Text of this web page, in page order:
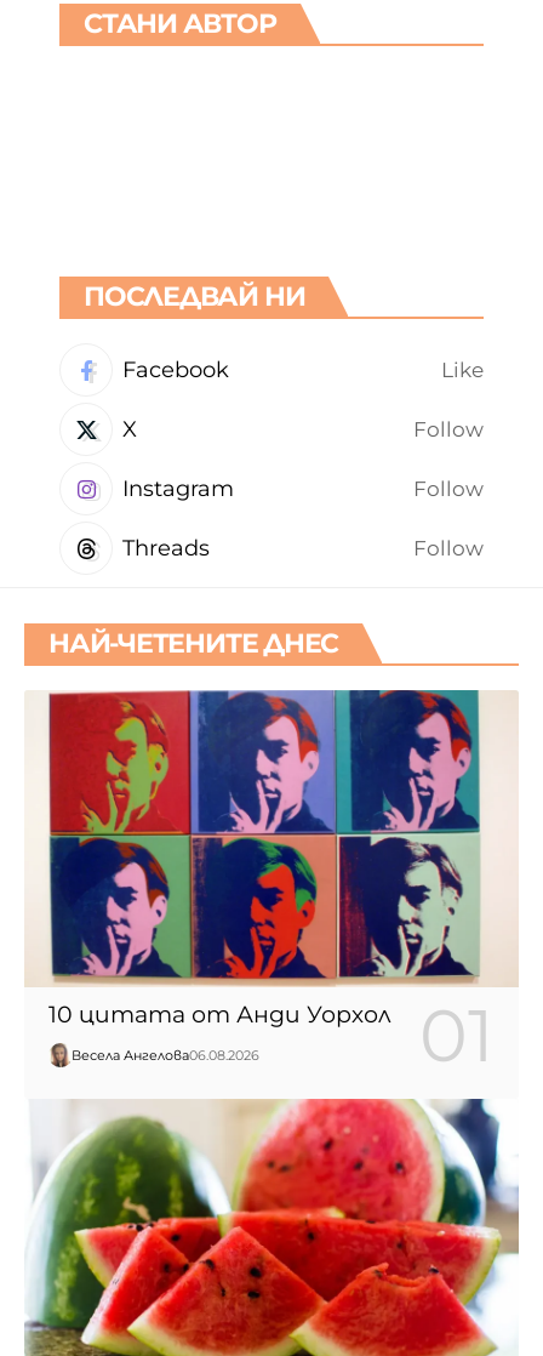
СТАНИ АВТОР
ПОСЛЕДВАЙ НИ
Facebook Like
X Follow
Instagram Follow
Threads Follow
НАЙ-ЧЕТЕНИТЕ ДНЕС
10 цитата от Анди Уорхол
Весела Ангелова06.08.2026